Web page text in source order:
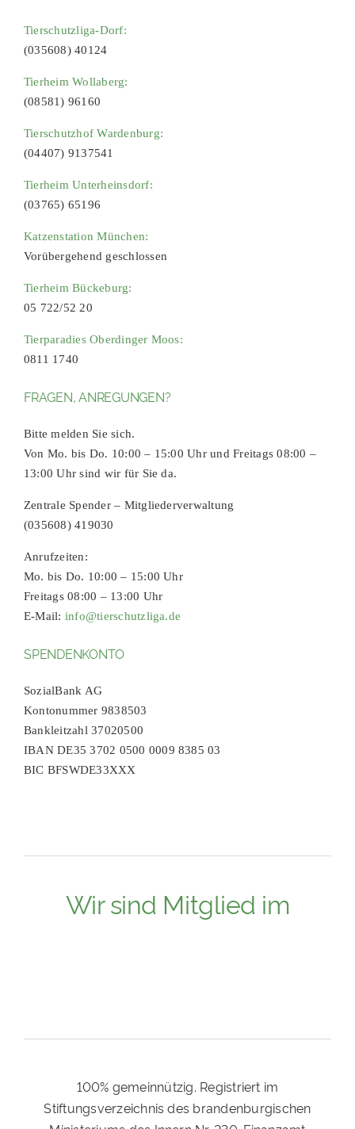
Tierschutzliga-Dorf:
(035608) 40124
Tierheim Wollaberg:
(08581) 96160
Tierschutzhof Wardenburg:
(04407) 9137541
Tierheim Unterheinsdorf:
(03765) 65196
Katzenstation München:
Vorübergehend geschlossen
Tierheim Bückeburg:
05 722/52 20
Tierparadies Oberdinger Moos:
0811 1740
FRAGEN, ANREGUNGEN?
Bitte melden Sie sich.
Von Mo. bis Do. 10:00 – 15:00 Uhr und Freitags 08:00 –
13:00 Uhr sind wir für Sie da.
Zentrale Spender – Mitgliederverwaltung
(035608) 419030
Anrufzeiten:
Mo. bis Do. 10:00 – 15:00 Uhr
Freitags 08:00 – 13:00 Uhr
E-Mail: info@tierschutzliga.de
SPENDENKONTO
SozialBank AG
Kontonummer 9838503
Bankleitzahl 37020500
IBAN DE35 3702 0500 0009 8385 03
BIC BFSWDE33XXX
Wir sind Mitglied im
100% gemeinnützig. Registriert im
Stiftungsverzeichnis des brandenburgischen